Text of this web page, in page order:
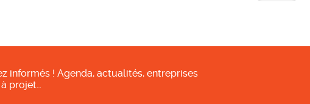
informés ! Agenda, actualités, entreprises
projet…